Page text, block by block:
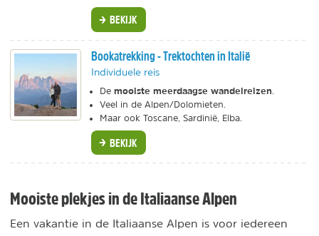
BEKIJK
Bookatrekking - Trektochten in Italië
Individuele reis
De mooiste meerdaagse wandelreizen
Veel in de Alpen/Dolomieten.
Maar ook Toscane, Sardinië, Elba.
BEKIJK
Mooiste plekjes in de Italiaanse Alpen
Een vakantie in de Italiaanse Alpen is voor iedereen